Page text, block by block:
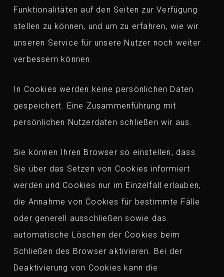
Funktionalitäten auf den Seiten zur Verfügung
stellen zu können, und um zu erfahren, wie wir
unseren Service für unsere Nutzer noch weiter
verbessern können.
In Cookies werden keine persönlichen Daten
gespeichert. Eine Zusammenführung mit
persönlichen Nutzerdaten schließen wir aus.
Sie können Ihren Browser so einstellen, dass
Sie über das Setzen von Cookies informiert
werden und Cookies nur im Einzelfall erlauben,
die Annahme von Cookies für bestimmte Fälle
oder generell ausschließen sowie das
automatische Löschen der Cookies beim
Schließen des Browser aktivieren. Bei der
Deaktivierung von Cookies kann die